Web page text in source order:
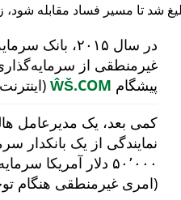
شد تا مسیر فساد مقابله
در سال ۲۰۱۵، بانک سرمایه‌گذاری هلندی
پیشگام ŴŠ.COM
کمی بعد، یک مدیرعامل
نمایندگی از یک بانکدار
۵۰٬۰۰۰ دلار
(امری غیرمنطقی هنگام